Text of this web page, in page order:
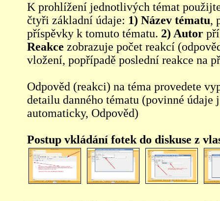
K prohlížení jednotlivých témat
čtyři základní údaje: 1) Název tématu,
příspěvky k tomuto tématu. 2) Autor
Reakce zobrazuje počet reakcí
vložení, popřípadě poslední reakce na
Odpověd (reakci) na téma provedete
detailu danného tématu (povinné údaje
automaticky, Odpověd)
Postup vkládání fotek do diskuse z